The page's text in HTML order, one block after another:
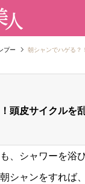
プー
朝シャンでハゲる？
頭皮サイクルを
、シャワーを浴
シャンをすれば